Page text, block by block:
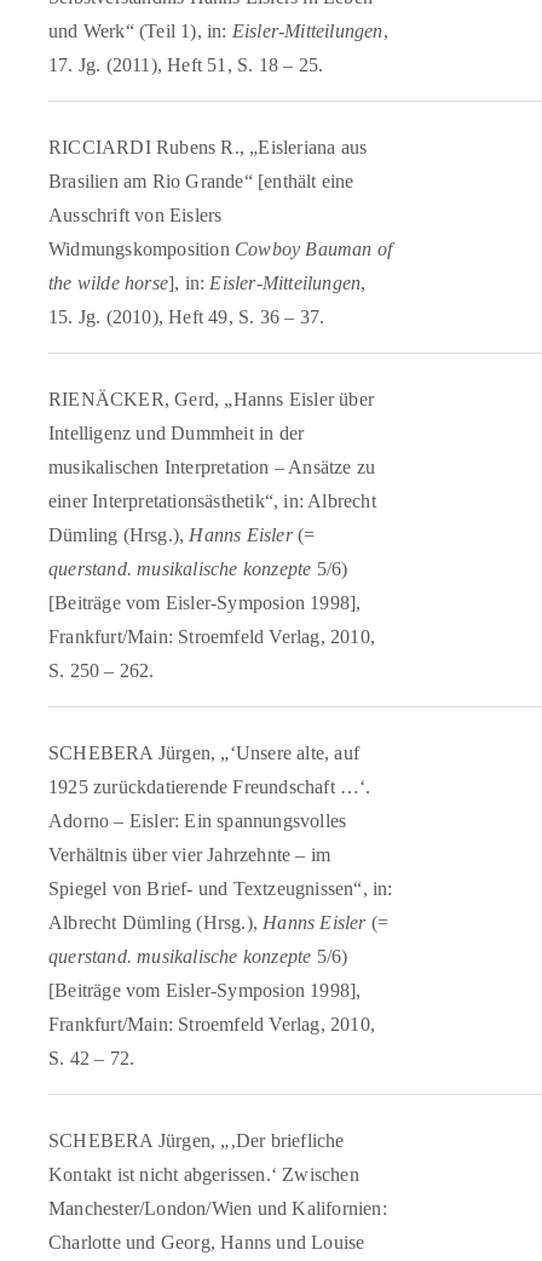
und Werk“ (Teil 1), in: Eisler-Mitteilungen,
17. Jg. (2011), Heft 51, S. 18 – 25.
RICCIARDI Rubens R., „Eisleriana aus
Brasilien am Rio Grande“ [enthält eine
Ausschrift von Eislers
Widmungskomposition Cowboy Bauman of
the wilde horse], in: Eisler-Mitteilungen,
15. Jg. (2010), Heft 49, S. 36 – 37.
RIENÄCKER, Gerd, „Hanns Eisler über
Intelligenz und Dummheit in der
musikalischen Interpretation – Ansätze zu
einer Interpretationsästhetik“, in: Albrecht
Dümling (Hrsg.), Hanns Eisler(=
querstand. musikalische konzepte 5/6)
[Beiträge vom Eisler-Symposion 1998],
Frankfurt/Main: Stroemfeld Verlag, 2010,
S. 250 – 262.
SCHEBERA Jürgen, „‘Unsere alte, auf
1925 zurückdatierende Freundschaft …‘.
Adorno – Eisler: Ein spannungsvolles
Verhältnis über vier Jahrzehnte – im
Spiegel von Brief- und Textzeugnissen“, in:
Albrecht Dümling (Hrsg.), Hanns Eisler(=
querstand. musikalische konzepte 5/6)
[Beiträge vom Eisler-Symposion 1998],
Frankfurt/Main: Stroemfeld Verlag, 2010,
S. 42 – 72.
SCHEBERA Jürgen, „‚Der briefliche
Kontakt ist nicht abgerissen.‘ Zwischen
Manchester/London/Wien und Kalifornien:
Charlotte und Georg, Hanns und Louise